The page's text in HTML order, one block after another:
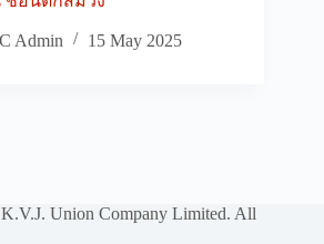
Admin 15 May 2025
Union Company Limited. All